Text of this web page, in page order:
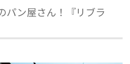
パン屋さん！『リブラ